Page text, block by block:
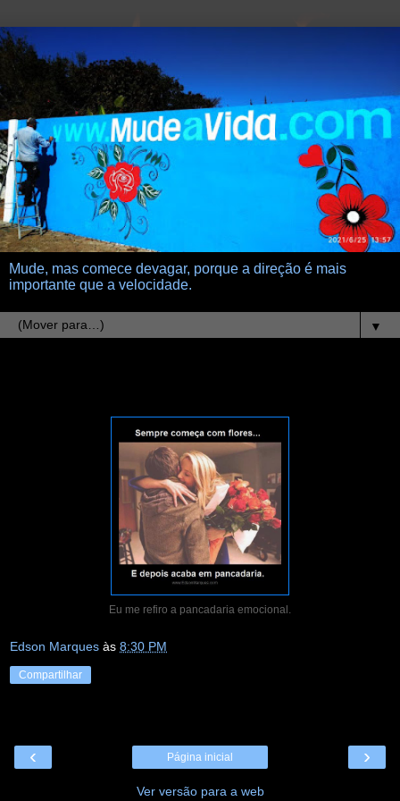
Mude, mas comece devagar, porque a direção é mais
importante que a velocidade.
▼
Eu me refiro a pancadaria emocional.
Edson Marques às 8:30 PM
Compartilhar
‹ ›
Página inicial
Ver versão para a web